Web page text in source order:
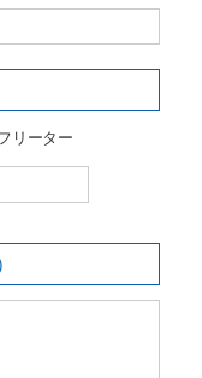
リーター